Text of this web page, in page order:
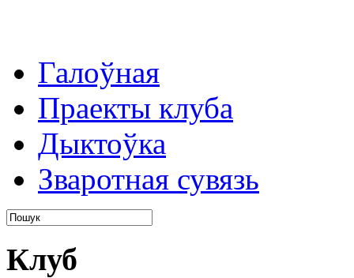
Галоўная
Праекты клуба
Дыктоўка
Зваротная сувязь
Клуб